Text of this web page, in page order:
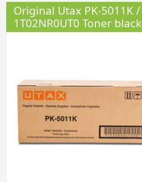
Original Utax PK-5011K /
1T02NR0UT0 Toner black